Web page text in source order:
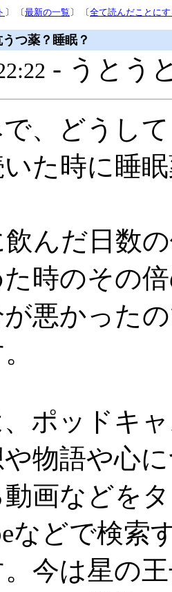
〕 〔最新の一覧 〕 〔全て読んだことに
つ薬？睡眠？
- うとう
、どうし
た時に睡
んだ日数
時のその
悪かった
ポッドキ
物語や心
画などを
などで検索
今は星の